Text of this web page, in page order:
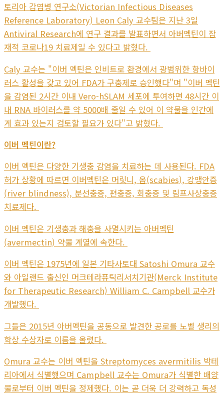
토리아 감염병 연구소(Victorian Infectious Diseases
Reference Laboratory) Leon Caly 교수팀은 지난 3일
Antiviral Research에 연구 결과를 발표하면서 아버멕틴이 잠
재적 코로나19 치료제일 수 있다고 밝혔다.
Caly 교수는 "이버 멕틴은 인비트로 환경에서 광범위한 항바이
러스 활성을 갖고 있어 FDA가 구충제로 승인했다"며 "이버 멕틴
을 감염된 2시간 이내 Vero-hSLAM 세포에 투여하면 48시간 이
내 RNA 바이러스를 약 5000배 줄일 수 있어 이 약물을 인간에
게 효과 있는지 검토할 필요가 있다"고 밝혔다.
이버 멕틴이란?
이버 멕틴은 다양한 기생충 감염을 치료하는 데 사용된다. FDA
허가 상황에 따르면 이버멕틴은 머릿니, 옴(scabies), 강맹안증
(river blindness), 분선충증, 편충증, 회충증 및 림프사상충증
치료제다.
이버 멕틴은 기생충과 해충을 사멸시키는 아버멕틴
(avermectin) 약물 계열에 속한다.
이버 멕틴은 1975년에 일본 기타사토대 Satoshi Omura 교수
와 아일랜드 출신인 머크테라퓨틱리서치기관(Merck Institute
for Therapeutic Research) William C. Campbell 교수가
개발했다.
그들은 2015년 아버멕틴을 공동으로 발견한 공로를 노벨 생리의
학상 수상자로 이름을 올렸다.
Omura 교수는 이버 멕틴을 Streptomyces avermitilis 박테
리아에서 식별했으며 Campbell 교수는 Omura가 식별한 배양
물로부터 이버 멕틴을 정제했다. 이는 곧 더욱 더 강력하고 독성